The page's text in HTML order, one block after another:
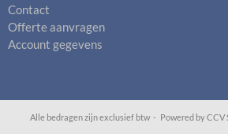
Contact
Offerte aanvragen
Account gegevens
Alle bedragen zijn exclusief btw - Powered by CCV